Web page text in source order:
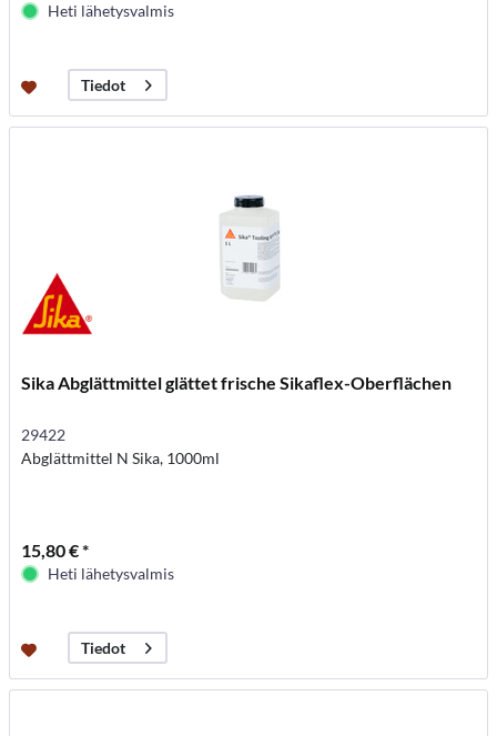
Heti lähetysvalmis
Tiedot
Sika Abglättmittel glättet frische Sikaflex-Oberflächen
29422
Abglättmittel N Sika, 1000ml
15,80 € *
Heti lähetysvalmis
Tiedot